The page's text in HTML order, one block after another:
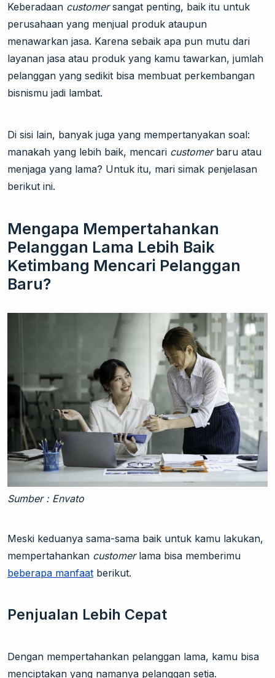
Keberadaan customersangat penting, baik itu untuk
perusahaan yang menjual produk ataupun
menawarkan jasa. Karena sebaik apa pun mutu dari
layanan jasa atau produk yang kamu tawarkan, jumlah
pelanggan yang sedikit bisa membuat perkembangan
bisnismu jadi lambat.
Di sisi lain, banyak juga yang mempertanyakan soal:
manakah yang lebih baik, mencari customer baru atau
menjaga yang lama? Untuk itu, mari simak penjelasan
berikut ini.
Mengapa Mempertahankan
Pelanggan Lama Lebih Baik
Ketimbang Mencari Pelanggan
Baru?
Sumber : Envato
Meski keduanya sama-sama baik untuk kamu lakukan,
mempertahankan customer lama bisa memberimu
beberapa manfaat berikut.
Penjualan Lebih Cepat
Dengan mempertahankan pelanggan lama, kamu bisa
menciptakan yang namanya pelanggan setia.